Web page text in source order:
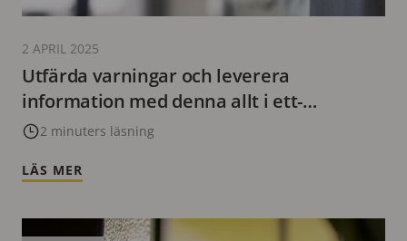
Utfärda varningar och leverera
information med denna allt i ett-
högtalare med stroboskopfunktion
2 minuters läsning
2 APRIL 2025
LÄS MER